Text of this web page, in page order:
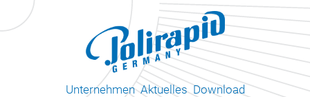
Unternehmen Aktuelles Download